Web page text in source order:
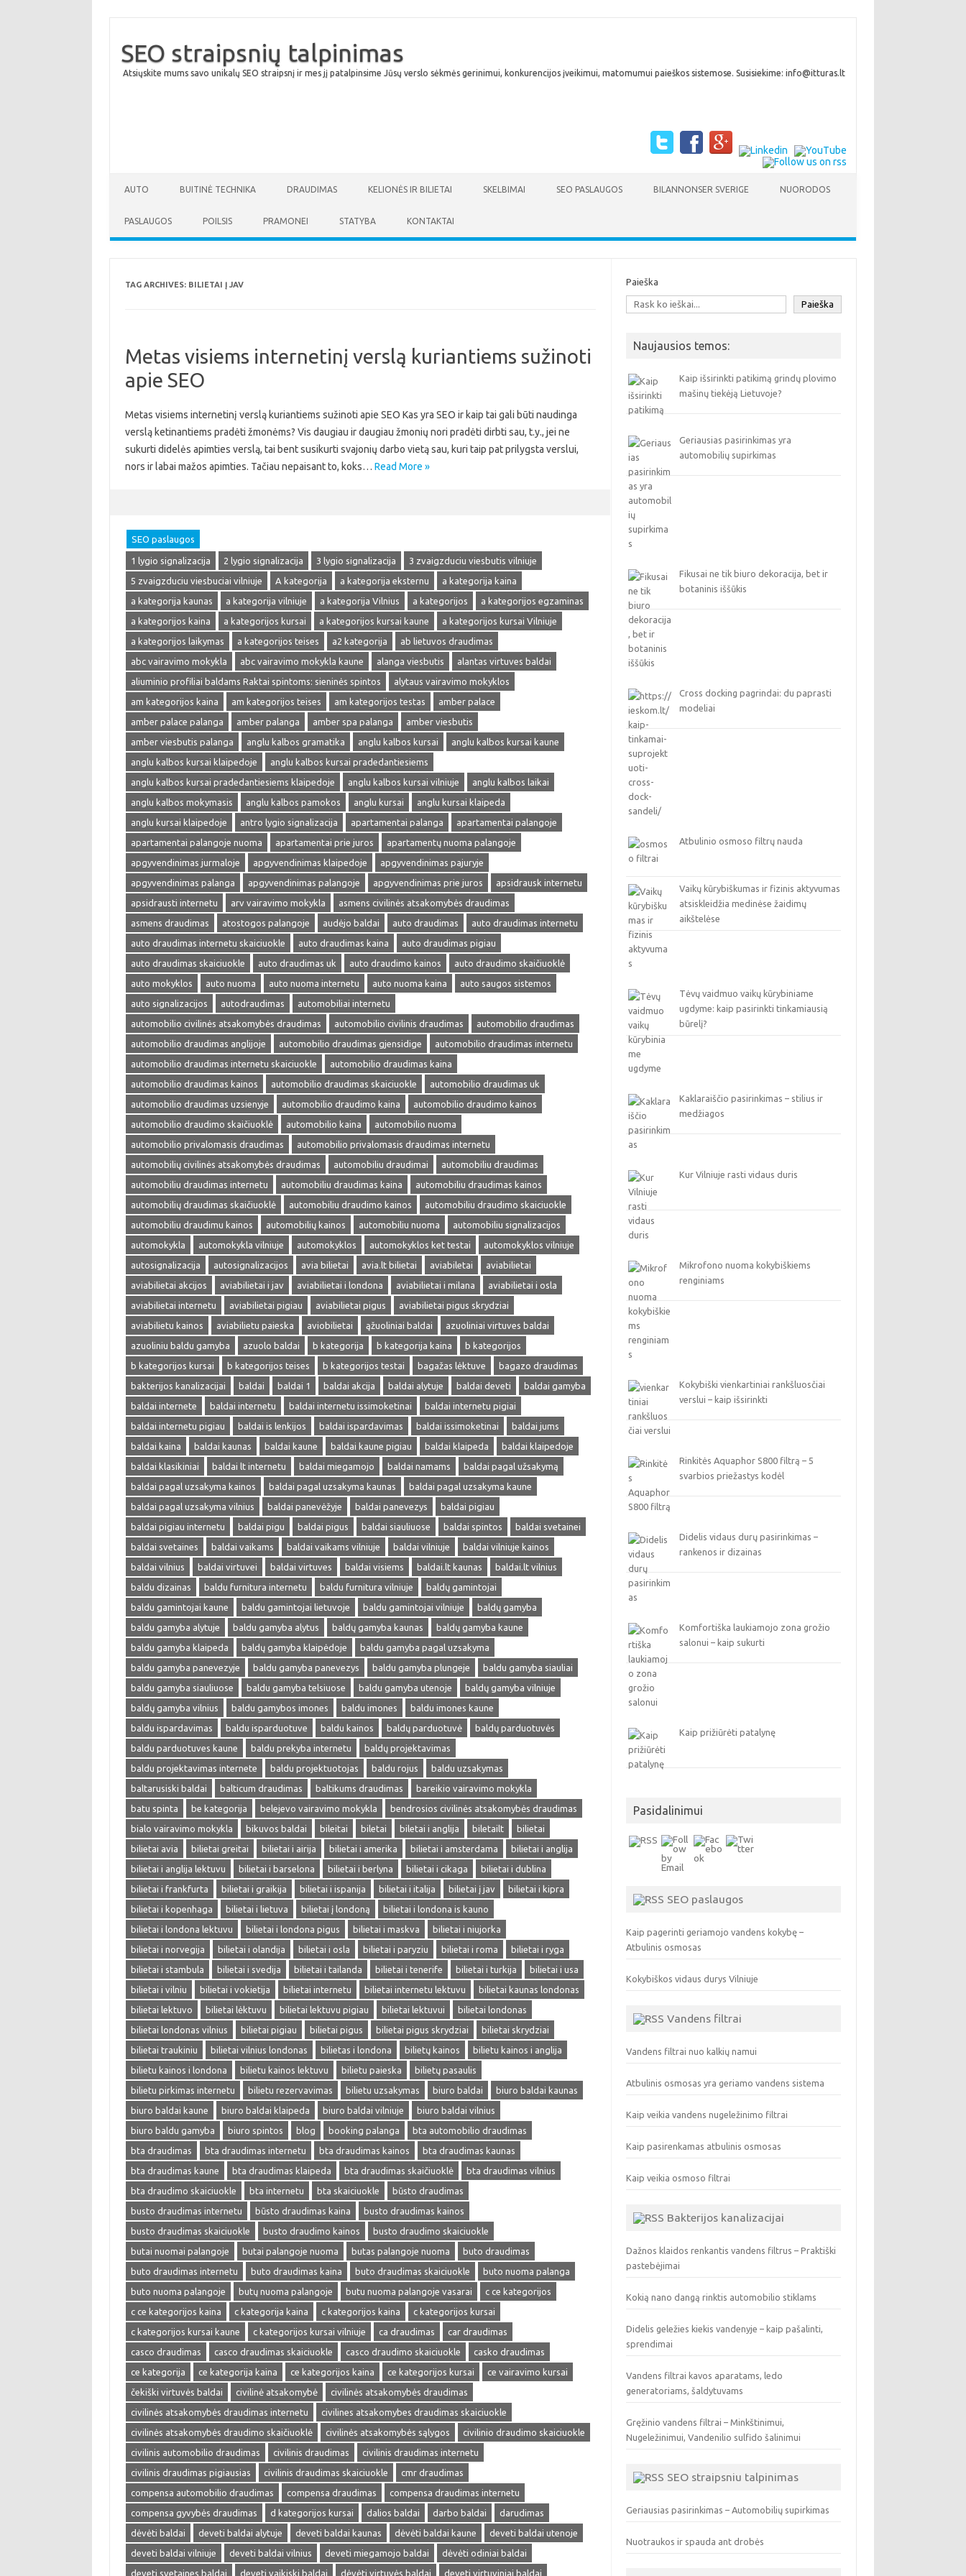
SEO straipsnių talpinimas
Atsiųskite mums savo unikalų SEO straipsnį ir mes jį patalpinsime Jūsų verslo sėkmės gerinimui, konkurencijos įveikimui, matomumui paieškos sistemose. Susisiekime: info@itturas.lt
AUTO BUITINĖ TECHNIKA DRAUDIMAS KELIONĖS IR BILIETAI SKELBIMAI SEO PASLAUGOS BILANNONSER SVERIGE NUORODOS
PASLAUGOS POILSIS PRAMONEI STATYBA KONTAKTAI
TAG ARCHIVES: BILIETAI Į JAV
Metas visiems internetinį verslą kuriantiems sužinoti
apie SEO
Metas visiems internetinį verslą kuriantiems sužinoti apie SEO Kas yra SEO ir kaip tai gali būti naudinga
verslą ketinantiems pradėti žmonėms? Vis daugiau ir daugiau žmonių nori pradėti dirbti sau, t.y., jei ne
sukurti didelės apimties verslą, tai bent susikurti svajonių darbo vietą sau, kuri taip pat prilygsta verslui,
nors ir labai mažos apimties. Tačiau nepaisant to, koks… Read More »
SEO paslaugos
1 lygio signalizacija 2 lygio signalizacija 3 lygio signalizacija
3 zvaigzduciu viesbutis vilniuje
5 zvaigzduciu viesbuciai vilniuje
A kategorija a kategorija eksternu
a kategorija kaina
a kategorija kaunas
a kategorija vilniuje a kategorija Vilnius a kategorijos
a kategorijos egzaminas
a kategorijos kaina
a kategorijos kursai a kategorijos kursai kaune
a kategorijos kursai Vilniuje
a kategorijos laikymas
a kategorijos teises a2 kategorija
ab lietuvos draudimas
abc vairavimo mokykla
abc vairavimo mokykla kaune alanga viesbutis
alantas virtuves baldai
aliuminio profiliai baldams Raktai spintoms: sieninės spintos
alytaus vairavimo mokyklos
am kategorijos kaina
am kategorijos teises am kategorijos testas
amber palace
amber palace palanga
amber palanga amber spa palanga
amber viesbutis
amber viesbutis palanga
anglu kalbos gramatika anglu kalbos kursai
anglu kalbos kursai kaune
anglu kalbos kursai klaipedoje
anglu kalbos kursai pradedantiesiems
anglu kalbos kursai pradedantiesiems klaipedoje
anglu kalbos kursai vilniuje
anglu kalbos laikai
anglu kalbos mokymasis
anglu kalbos pamokos anglu kursai
anglu kursai klaipeda
anglu kursai klaipedoje
antro lygio signalizacija apartamentai palanga
apartamentai palangoje
apartamentai palangoje nuoma
apartamentai prie juros
apartamentų nuoma palangoje
apgyvendinimas jurmaloje
apgyvendinimas klaipedoje
apgyvendinimas pajuryje
apgyvendinimas palanga
apgyvendinimas palangoje apgyvendinimas prie juros
apsidrausk internetu
apsidrausti internetu
arv vairavimo mokykla
asmens civilinės atsakomybės draudimas
asmens draudimas
atostogos palangoje audėjo baldai auto draudimas
auto draudimas internetu
auto draudimas internetu skaiciuokle
auto draudimas kaina
auto draudimas pigiau
auto draudimas skaiciuokle
auto draudimas uk auto draudimo kainos
auto draudimo skaičiuoklė
auto mokyklos
auto nuoma auto nuoma internetu auto nuoma kaina
auto saugos sistemos
auto signalizacijos
autodraudimas
automobiliai internetu
automobilio civilinės atsakomybės draudimas
automobilio civilinis draudimas
automobilio draudimas
automobilio draudimas anglijoje
automobilio draudimas gjensidige
automobilio draudimas internetu
automobilio draudimas internetu skaiciuokle
automobilio draudimas kaina
automobilio draudimas kainos
automobilio draudimas skaiciuokle
automobilio draudimas uk
automobilio draudimas uzsienyje
automobilio draudimo kaina
automobilio draudimo kainos
automobilio draudimo skaičiuoklė
automobilio kaina
automobilio nuoma
automobilio privalomasis draudimas
automobilio privalomasis draudimas internetu
automobilių civilinės atsakomybės draudimas
automobiliu draudimai
automobiliu draudimas
automobiliu draudimas internetu
automobiliu draudimas kaina
automobiliu draudimas kainos
automobilių draudimas skaičiuoklė
automobiliu draudimo kainos
automobiliu draudimo skaiciuokle
automobiliu draudimu kainos
automobilių kainos automobiliu nuoma
automobiliu signalizacijos
automokykla
automokykla vilniuje automokyklos automokyklos ket testai
automokyklos vilniuje
autosignalizacija
autosignalizacijos avia bilietai avia.lt bilietai aviabiletai
aviabilietai
aviabilietai akcijos
aviabilietai i jav aviabilietai i londona aviabilietai i milana
aviabilietai i osla
aviabilietai internetu
aviabilietai pigiau aviabilietai pigus
aviabilietai pigus skrydziai
aviabilietu kainos
aviabilietu paieska aviobilietai ąžuoliniai baldai
azuoliniai virtuves baldai
azuoliniu baldu gamyba
azuolo baldai b kategorija b kategorija kaina
b kategorijos
b kategorijos kursai
b kategorijos teises b kategorijos testai bagažas lėktuve
bagazo draudimas
bakterijos kanalizacijai
baldai baldai 1 baldai akcija baldai alytuje baldai deveti
baldai gamyba
baldai internete
baldai internetu baldai internetu issimoketinai
baldai internetu pigiai
baldai internetu pigiau
baldai is lenkijos baldai ispardavimas baldai issimoketinai
baldai jums
baldai kaina
baldai kaunas baldai kaune baldai kaune pigiau baldai klaipeda
baldai klaipedoje
baldai klasikiniai
baldai lt internetu baldai miegamojo baldai namams
baldai pagal užsakymą
baldai pagal uzsakyma kainos
baldai pagal uzsakyma kaunas
baldai pagal uzsakyma kaune
baldai pagal uzsakyma vilnius
baldai panevėžyje baldai panevezys
baldai pigiau
baldai pigiau internetu
baldai pigu baldai pigus baldai siauliuose baldai spintos
baldai svetainei
baldai svetaines
baldai vaikams baldai vaikams vilniuje baldai vilniuje
baldai vilniuje kainos
baldai vilnius
baldai virtuvei baldai virtuves baldai visiems baldai.lt kaunas
baldai.lt vilnius
baldu dizainas
baldu furnitura internetu baldu furnitura vilniuje
baldų gamintojai
baldu gamintojai kaune
baldu gamintojai lietuvoje baldu gamintojai vilniuje
baldų gamyba
baldu gamyba alytuje
baldu gamyba alytus baldų gamyba kaunas
baldų gamyba kaune
baldu gamyba klaipeda
baldų gamyba klaipėdoje
baldu gamyba pagal uzsakyma
baldu gamyba panevezyje
baldu gamyba panevezys baldu gamyba plungeje
baldu gamyba siauliai
baldu gamyba siauliuose
baldu gamyba telsiuose baldu gamyba utenoje
baldų gamyba vilniuje
baldų gamyba vilnius
baldu gamybos imones baldu imones
baldu imones kaune
baldu ispardavimas
baldu isparduotuve baldu kainos baldų parduotuvė
baldų parduotuvės
baldu parduotuves kaune
baldu prekyba internetu
baldų projektavimas
baldu projektavimas internete
baldu projektuotojas baldu rojus
baldu uzsakymas
baltarusiski baldai
balticum draudimas baltikums draudimas
bareikio vairavimo mokykla
batu spinta
be kategorija belejevo vairavimo mokykla
bendrosios civilinės atsakomybės draudimas
bialo vairavimo mokykla
bikuvos baldai bileitai biletai biletai i anglija biletailt
bilietai
bilietai avia
bilietai greitai bilietai i airija bilietai i amerika bilietai i amsterdama
bilietai i anglija
bilietai i anglija lektuvu
bilietai i barselona bilietai i berlyna bilietai i cikaga
bilietai i dublina
bilietai i frankfurta
bilietai i graikija bilietai i ispanija bilietai i italija bilietai į jav
bilietai i kipra
bilietai i kopenhaga
bilietai i lietuva bilietai į londoną
bilietai i londona is kauno
bilietai i londona lektuvu
bilietai i londona pigus bilietai i maskva
bilietai i niujorka
bilietai i norvegija
bilietai i olandija bilietai i osla bilietai i paryziu bilietai i roma
bilietai i ryga
bilietai i stambula
bilietai i svedija bilietai i tailanda bilietai i tenerife bilietai i turkija
bilietai i usa
bilietai i vilniu
bilietai i vokietija bilietai internetu bilietai internetu lektuvu
bilietai kaunas londonas
bilietai lektuvo
bilietai lėktuvu bilietai lektuvu pigiau bilietai lektuvui
bilietai londonas
bilietai londonas vilnius
bilietai pigiau bilietai pigus bilietai pigus skrydziai
bilietai skrydziai
bilietai traukiniu
bilietai vilnius londonas bilietas i londona bilietų kainos
bilietu kainos i anglija
bilietu kainos i londona
bilietu kainos lektuvu bilietu paieska
bilietų pasaulis
bilietu pirkimas internetu
bilietu rezervavimas bilietu uzsakymas biuro baldai
biuro baldai kaunas
biuro baldai kaune
biuro baldai klaipeda biuro baldai vilniuje
biuro baldai vilnius
biuro baldu gamyba
biuro spintos blog booking palanga
bta automobilio draudimas
bta draudimas
bta draudimas internetu bta draudimas kainos
bta draudimas kaunas
bta draudimas kaune
bta draudimas klaipeda bta draudimas skaičiuoklė
bta draudimas vilnius
bta draudimo skaiciuokle
bta internetu bta skaiciuokle
būsto draudimas
busto draudimas internetu
būsto draudimas kaina
busto draudimas kainos
busto draudimas skaiciuokle
busto draudimo kainos
busto draudimo skaiciuokle
butai nuomai palangoje
butai palangoje nuoma butas palangoje nuoma
buto draudimas
buto draudimas internetu
buto draudimas kaina buto draudimas skaiciuokle
buto nuoma palanga
buto nuoma palangoje
butų nuoma palangoje butu nuoma palangoje vasarai
c ce kategorijos
c ce kategorijos kaina
c kategorija kaina c kategorijos kaina
c kategorijos kursai
c kategorijos kursai kaune
c kategorijos kursai vilniuje ca draudimas
car draudimas
casco draudimas
casco draudimas skaiciuokle casco draudimo skaiciuokle
casko draudimas
ce kategorija
ce kategorija kaina ce kategorijos kaina ce kategorijos kursai
ce vairavimo kursai
čekiški virtuvės baldai
civilinė atsakomybė
civilinės atsakomybės draudimas
civilinės atsakomybės draudimas internetu
civilines atsakomybes draudimas skaiciuokle
civilinės atsakomybės draudimo skaičiuoklė
civilinės atsakomybės sąlygos
civilinio draudimo skaiciuokle
civilinis automobilio draudimas
civilinis draudimas
civilinis draudimas internetu
civilinis draudimas pigiausias
civilinis draudimas skaiciuokle
cmr draudimas
compensa automobilio draudimas
compensa draudimas
compensa draudimas internetu
compensa gyvybės draudimas
d kategorijos kursai dalios baldai darbo baldai
darudimas
dėvėti baldai
deveti baldai alytuje deveti baldai kaunas dėvėti baldai kaune
deveti baldai utenoje
deveti baldai vilniuje
deveti baldai vilnius deveti miegamojo baldai
dėvėti odiniai baldai
deveti svetaines baldai
deveti vaikiski baldai dėvėti virtuvės baldai deveti virtuviniai baldai
Paieška
Paieška
Naujausios temos:
Kaip išsirinkti patikimą grindų plovimo
mašinų tiekėją Lietuvoje?
Geriausias pasirinkimas yra
automobilių supirkimas
Fikusai ne tik biuro dekoracija, bet ir
botaninis iššūkis
Cross docking pagrindai: du paprasti
modeliai
Atbulinio osmoso filtrų nauda
Vaikų kūrybiškumas ir fizinis aktyvumas
atsiskleidžia medinėse žaidimų
aikštelėse
Tėvų vaidmuo vaikų kūrybiniame
ugdyme: kaip pasirinkti tinkamiausią
būrelį?
Kaklaraiščio pasirinkimas – stilius ir
medžiagos
Kur Vilniuje rasti vidaus duris
Mikrofono nuoma kokybiškiems
renginiams
Kokybiški vienkartiniai rankšluosčiai
verslui – kaip išsirinkti
Rinkitės Aquaphor S800 filtrą – 5
svarbios priežastys kodėl
Didelis vidaus durų pasirinkimas –
rankenos ir dizainas
Komfortiška laukiamojo zona grožio
salonui – kaip sukurti
Kaip prižiūrėti patalynę
Pasidalinimui
SEO paslaugos
Kaip pagerinti geriamojo vandens kokybę –
Atbulinis osmosas
Kokybiškos vidaus durys Vilniuje
Vandens filtrai
Vandens filtrai nuo kalkių namui
Atbulinis osmosas yra geriamo vandens sistema
Kaip veikia vandens nugeležinimo filtrai
Kaip pasirenkamas atbulinis osmosas
Kaip veikia osmoso filtrai
Bakterijos kanalizacijai
Dažnos klaidos renkantis vandens filtrus – Praktiški
pastebėjimai
Kokią nano dangą rinktis automobilio stiklams
Didelis geležies kiekis vandenyje – kaip pašalinti,
sprendimai
Vandens filtrai kavos aparatams, ledo
generatoriams, šaldytuvams
Gręžinio vandens filtrai – Minkštinimui,
Nugeležinimui, Vandenilio sulfido šalinimui
SEO straipsniu talpinimas
Geriausias pasirinkimas – Automobilių supirkimas
Nuotraukos ir spauda ant drobės